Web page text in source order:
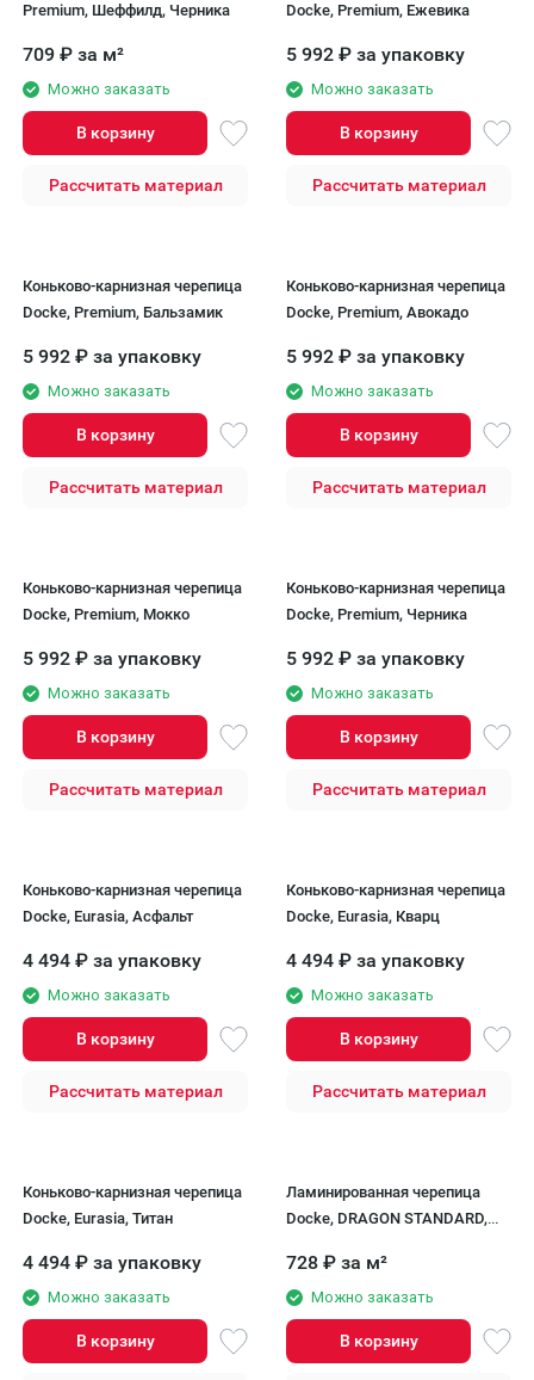
Premium, Шеффилд, Черника
709 ₽ за м²
Можно заказать
В корзину
Рассчитать материал
Docke, Premium, Ежевика
5 992 ₽ за упаковку
Можно заказать
В корзину
Рассчитать материал
Коньково-карнизная черепица
Docke, Premium, Бальзамик
5 992 ₽ за упаковку
Можно заказать
В корзину
Рассчитать материал
Коньково-карнизная черепица
Docke, Premium, Авокадо
5 992 ₽ за упаковку
Можно заказать
В корзину
Рассчитать материал
Коньково-карнизная черепица
Docke, Premium, Мокко
5 992 ₽ за упаковку
Можно заказать
В корзину
Рассчитать материал
Коньково-карнизная черепица
Docke, Premium, Черника
5 992 ₽ за упаковку
Можно заказать
В корзину
Рассчитать материал
Коньково-карнизная черепица
Docke, Eurasia, Асфальт
4 494 ₽ за упаковку
Можно заказать
В корзину
Рассчитать материал
Коньково-карнизная черепица
Docke, Eurasia, Кварц
4 494 ₽ за упаковку
Можно заказать
В корзину
Рассчитать материал
Коньково-карнизная черепица
Docke, Eurasia, Титан
4 494 ₽ за упаковку
Можно заказать
В корзину
Ламинированная черепица
Docke, DRAGON STANDARD,
728 ₽ за м²
Можно заказать
В корзину